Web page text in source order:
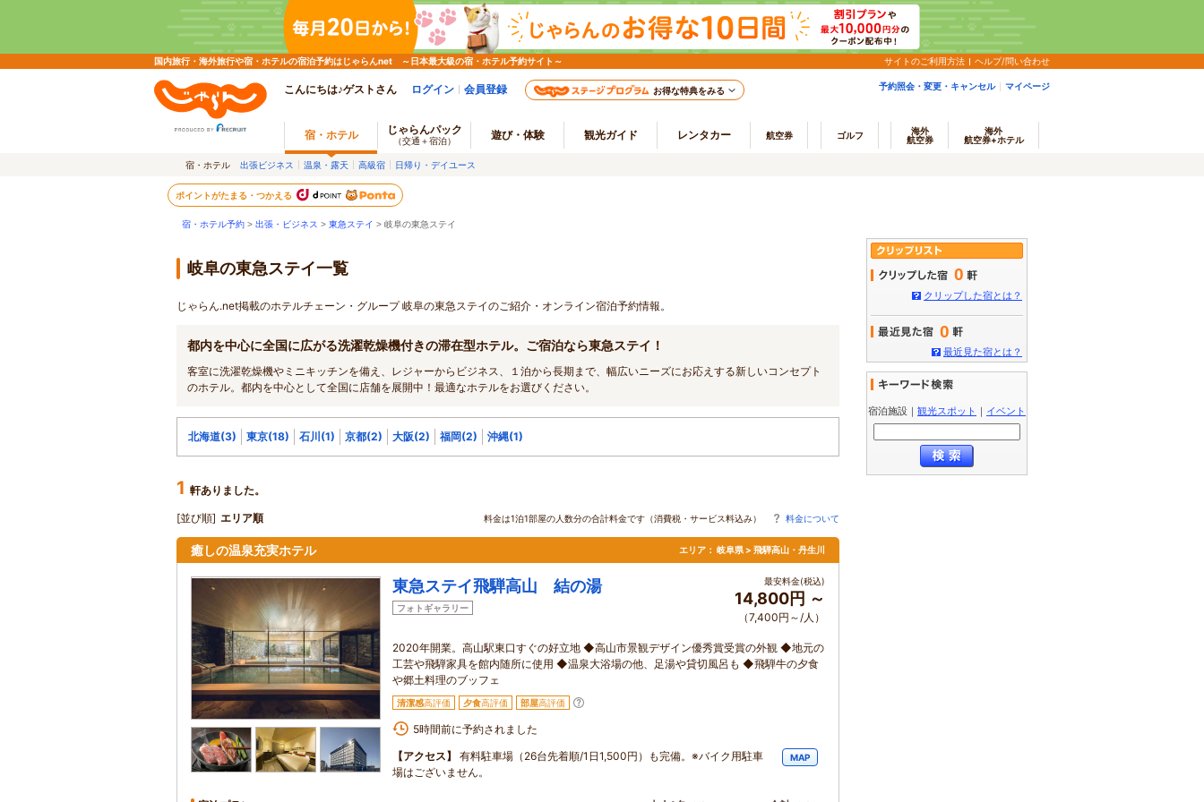
国内旅行・海外旅行や宿・ホテルの宿泊予約はじゃらんnet ～日本最大級の宿・ホテル予約サイト～ サイトのご利用方法 ヘルプ/問い合わせ
こんにちは♪ゲストさん ログイン 会員登録 お得な特典をみる 予約照会・変更・キャンセル マイページ
宿・ホテル じゃらんパック
（交通＋宿泊） 遊び・体験 観光ガイド レンタカー 航空券 ゴルフ
海外
航空券
海外
航空券+ホテル
宿・ホテル 出張ビジネス 温泉・露天 高級宿 日帰り・デイユース
ポイントがたまる・つかえる
宿・ホテル予約 > 出張・ビジネス > 東急ステイ > 岐阜の東急ステイ
岐阜の東急ステイ一覧
じゃらん.net掲載のホテルチェーン・グループ 岐阜の東急ステイのご紹介・オンライン宿泊予約情報。
都内を中心に全国に広がる洗濯乾燥機付きの滞在型ホテル。ご宿泊なら東急ステイ！
客室に洗濯乾燥機やミニキッチンを備え、レジャーからビジネス、１泊から長期まで、幅広いニーズにお応えする新しいコンセプト
のホテル。都内を中心として全国に店舗を展開中！最適なホテルをお選びください。
北海道(3) 東京(18) 石川(1) 京都(2) 大阪(2) 福岡(2) 沖縄(1)
1 軒ありました。
[並び順] エリア順 料金は1泊1部屋の人数分の合計料金です（消費税・サービス料込み） 料金について
癒しの温泉充実ホテル エリア： 岐阜県 > 飛騨高山・丹生川
東急ステイ飛騨高山 結の湯
フォトギャラリー
最安料金(税込)
14,800円 ～
（7,400円～/人）
2020年開業。高山駅東口すぐの好立地 ◆高山市景観デザイン優秀賞受賞の外観 ◆地元の
工芸や飛騨家具を館内随所に使用 ◆温泉大浴場の他、足湯や貸切風呂も ◆飛騨牛の夕食
や郷土料理のブッフェ
清潔感高評価 夕食高評価 部屋高評価
5時間前に予約されました
【アクセス】
有料駐車場（26台先着順/1日1,500円）も完備。※バイク用駐車
場はございません。
MAP
0
クリップした宿とは？
0
最近見た宿とは？
宿泊施設 ｜ 観光スポット ｜ イベント